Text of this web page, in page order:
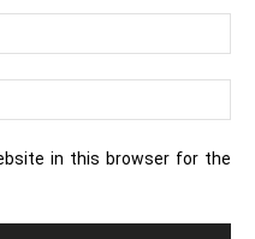
in this browser for the